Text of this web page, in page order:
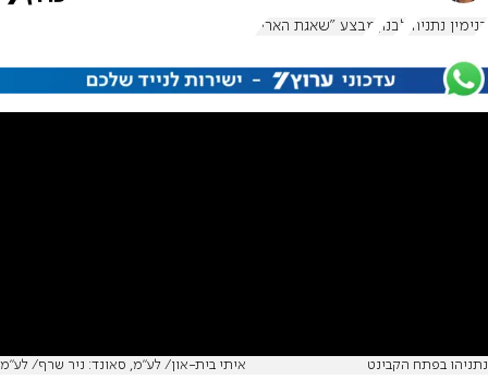
בנימין נתניהו לבנון מבצע "שאגת הארי"
נתניהו בפתח הקבינט איתי בית-און/ לע״מ, סאונד: ניר שרף/ לע״מ